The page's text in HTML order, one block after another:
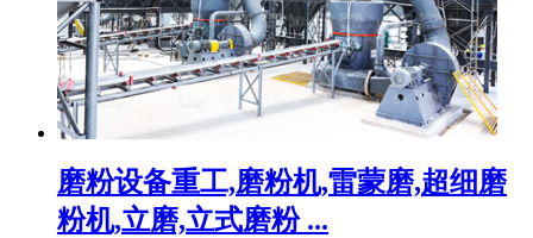
磨粉设备重工,磨粉机,雷蒙磨,超细磨
粉机,立磨,立式磨粉 ...